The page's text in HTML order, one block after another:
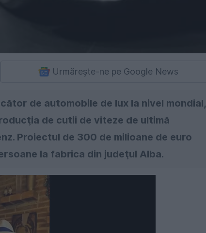
Urmărește-ne pe Google News
de automobile de lux la nivel mondial,
de cutii de viteze de ultimă
Proiectul de 300 de milioane de euro
la fabrica din judeţul Alba.